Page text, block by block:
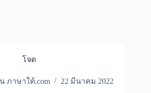
โจด
ภาษาใต้.com 22 มีนาคม 2022